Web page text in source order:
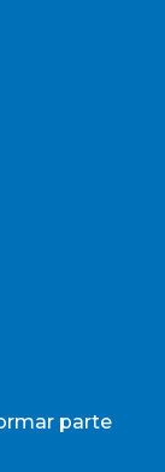
parte